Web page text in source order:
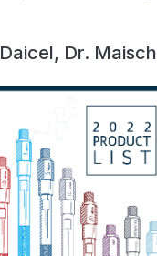
Daicel, Dr. Maisch